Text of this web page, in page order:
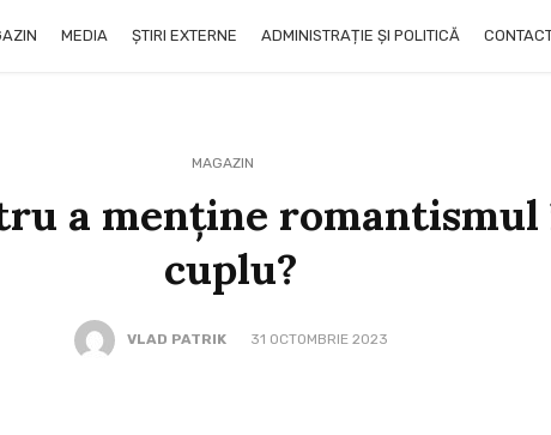
MEDIA ȘTIRI EXTERNE ADMINISTRAȚIE ȘI POLITICĂ
MAGAZIN
a menține
cuplu?
VLAD PATRIK 31 OCTOMBRIE 2023